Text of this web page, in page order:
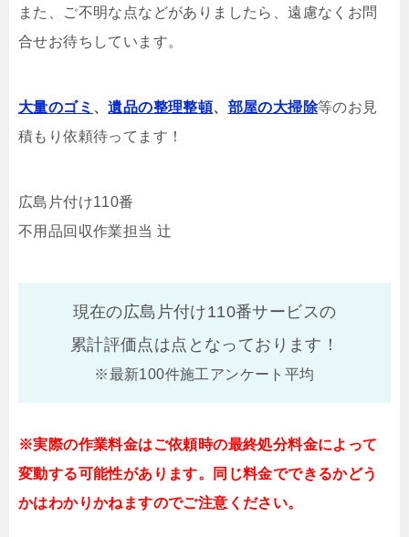
また、ご不明な点などがありましたら、遠慮なくお問
合せお待ちしています。
大量のゴミ 、遺品の整理整頓、 部屋の大掃除等のお見
積もり依頼待ってます！
広島片付け110番
不用品回収作業担当 辻
現在の広島片付け110番サービスの
累計評価点は点となっております！
※最新100件施工アンケート平均
※実際の作業料金はご依頼時の最終処分料金によって
変動する可能性があります。同じ料金でできるかどう
かはわかりかねますのでご注意ください。